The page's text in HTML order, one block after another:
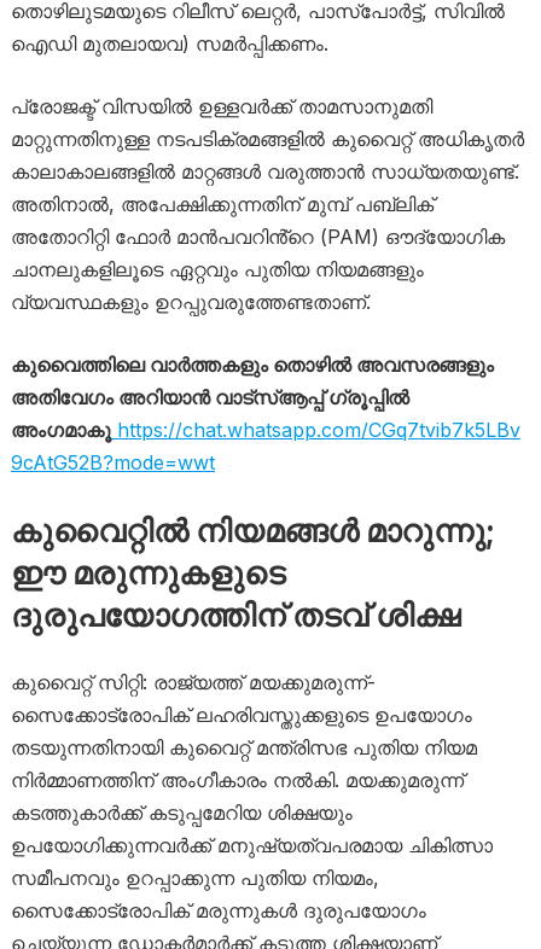
തൊഴിലുടമയുടെ റിലീസ് ലെറ്റർ, പാസ്പോർട്ട്, സിവിൽ
ഐഡി മുതലായവ) സമർപ്പിക്കണം.
പ്രോജക്ട് വിസയിൽ ഉള്ളവർക്ക് താമസാനുമതി
മാറ്റുന്നതിനുള്ള നടപടിക്രമങ്ങളിൽ കുവൈറ്റ് അധികൃതർ
കാലാകാലങ്ങളിൽ മാറ്റങ്ങൾ വരുത്താൻ സാധ്യതയുണ്ട്.
അതിനാൽ, അപേക്ഷിക്കുന്നതിന് മുമ്പ് പബ്ലിക്
അതോറിറ്റി ഫോർ മാൻപവറിൻ്റെ (PAM) ഔദ്യോഗിക
ചാനലുകളിലൂടെ ഏറ്റവും പുതിയ നിയമങ്ങളും
വ്യവസ്ഥകളും ഉറപ്പുവരുത്തേണ്ടതാണ്.
കുവൈത്തിലെ വാർത്തകളും തൊഴിൽ അവസരങ്ങളും
അതിവേഗം അറിയാൻ വാട്സ്ആപ്പ് ഗ്രൂപ്പിൽ
അംഗമാകൂhttps://chat.whatsapp.com/CGq7tvib7k5LBv
9cAtG52B?mode=wwt
കുവൈറ്റിൽ നിയമങ്ങൾ മാറുന്നു;
ഈ മരുന്നുകളുടെ
ദുരുപയോഗത്തിന് തടവ് ശിക്ഷ
കുവൈറ്റ് സിറ്റി: രാജ്യത്ത് മയക്കുമരുന്ന്-
സൈക്കോട്രോപിക് ലഹരിവസ്തുക്കളുടെ ഉപയോഗം
തടയുന്നതിനായി കുവൈറ്റ് മന്ത്രിസഭ പുതിയ നിയമ
നിർമ്മാണത്തിന് അംഗീകാരം നൽകി. മയക്കുമരുന്ന്
കടത്തുകാർക്ക് കടുപ്പമേറിയ ശിക്ഷയും
ഉപയോഗിക്കുന്നവർക്ക് മനുഷ്യത്വപരമായ ചികിത്സാ
സമീപനവും ഉറപ്പാക്കുന്ന പുതിയ നിയമം,
സൈക്കോട്രോപിക് മരുന്നുകൾ ദുരുപയോഗം
ചെയ്യുന്ന ഡോക്ടർമാർക്ക് കടുത്ത ശിക്ഷയാണ്